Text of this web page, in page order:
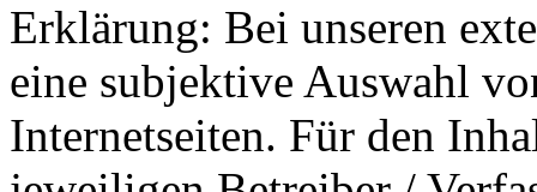
Erklärung: Bei unseren
eine subjektive Auswahl
Internetseiten. Für den